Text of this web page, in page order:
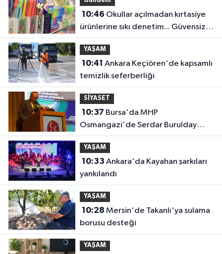
10:46
ürünlerine sıkı denetim... Güvensiz
ürünler toplatılacak!
YAŞAM
10:41
temizlik seferberliği
SİYASET
10:37
Osmangazi'de Serdar Burulday
dönemi
YAŞAM
10:33
yankılandı
YAŞAM
10:28
borusu desteği
YAŞAM